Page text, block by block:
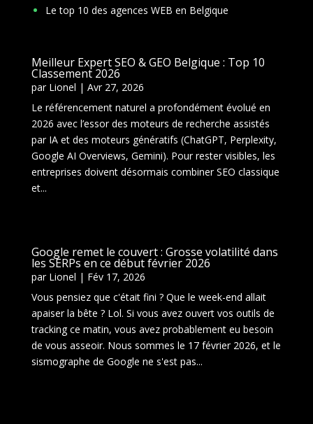
Le top 10 des agences WEB en Belgique
Meilleur Expert SEO & GEO Belgique : Top 10
Classement 2026
par Lionel | Avr 27, 2026
Le référencement naturel a profondément évolué en
2026 avec l’essor des moteurs de recherche assistés
par IA et des moteurs génératifs (ChatGPT, Perplexity,
Google AI Overviews, Gemini). Pour rester visibles, les
entreprises doivent désormais combiner SEO classique
et...
Google remet le couvert : Grosse volatilité dans
les SERPs en ce début février 2026
par Lionel | Fév 17, 2026
Vous pensiez que c'était fini ? Que le week-end allait
apaiser la bête ? Lol. Si vous avez ouvert vos outils de
tracking ce matin, vous avez probablement eu besoin
de vous asseoir. Nous sommes le 17 février 2026, et le
sismographe de Google ne s'est pas...